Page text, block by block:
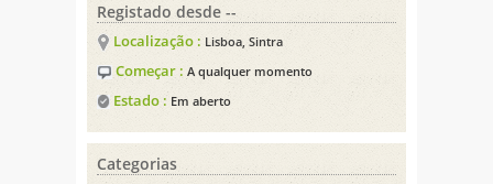
Registado desde --
Localização : Lisboa, Sintra
Começar : A qualquer momento
Estado : Em aberto
Categorias